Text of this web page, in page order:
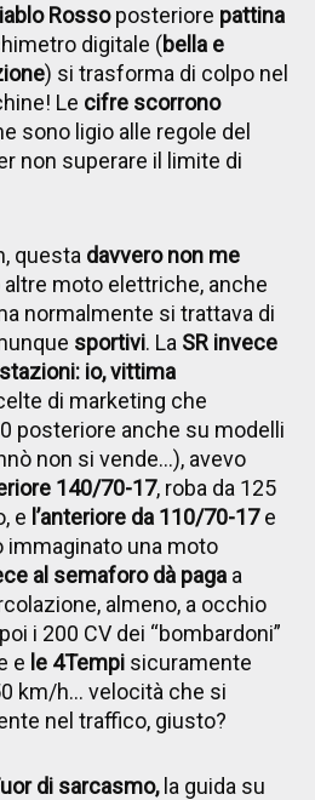
Rossoposteriore pattina
digitale (bella e
) si trasforma di colpo nel
Le cifre scorrono
sono ligio alle regole del
non superare il limite di
questa davvero non me
altre moto elettriche, anche
normalmente si trattava di
sportivi. La SR invece
io, vittima
di marketing che
posteriore anche su modelli
non si vende…), avevo
140/70-17, roba da 125
e l’anteriore da 110/70-17e
una moto
al semaforo dà paga a
almeno, a occhio
i 200 CV dei “bombardoni”
e le 4Tempi sicuramente
km/h… velocità che si
nel traffico, giusto?
di sarcasmo,la guida su